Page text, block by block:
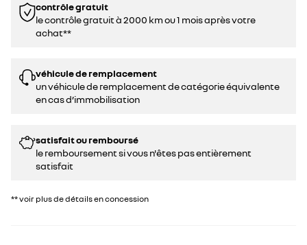
contrôle gratuit
le contrôle gratuit à 2000 km ou 1 mois après votre
achat**
véhicule de remplacement
un véhicule de remplacement de catégorie équivalente
en cas d’immobilisation
satisfait ou remboursé
le remboursement si vous n'êtes pas entièrement
satisfait
** voir plus de détails en concession